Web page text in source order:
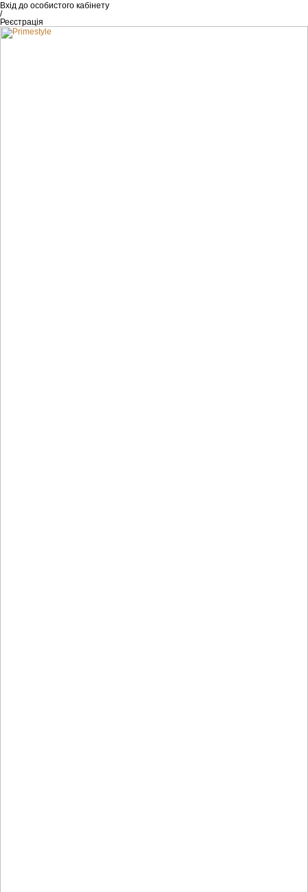
Вхід до особистого кабінету
/
Реєстрація